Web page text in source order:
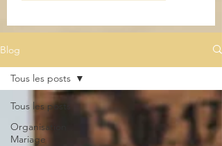
Blog
Tous les posts
Organisation
Mariage
Tous les posts